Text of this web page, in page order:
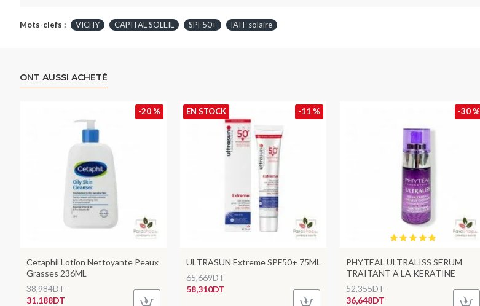
Mots-clefs : VICHY CAPITAL SOLEIL SPF50+ lAIT solaire
ONT AUSSI ACHETÉ
-20 %
Cetaphil Lotion Nettoyante Peaux
Grasses 236ML
31,188DT
38,984DT
-11 %
EN STOCK
ULTRASUN Extreme SPF50+ 75ML
58,310DT
65,669DT
-30 %
PHYTEAL ULTRALISS SERUM
TRAITANT A LA KERATINE
36,648DT
52,355DT